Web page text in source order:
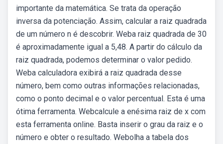
importante da matemática. Se trata da operação
inversa da potenciação. Assim, calcular a raiz quadrada
de um número n é descobrir. Weba raiz quadrada de 30
é aproximadamente igual a 5,48. A partir do cálculo da
raiz quadrada, podemos determinar o valor pedido.
Weba calculadora exibirá a raiz quadrada desse
número, bem como outras informações relacionadas,
como o ponto decimal e o valor percentual. Esta é uma
ótima ferramenta. Webcalcule a enésima raiz de x com
esta ferramenta online. Basta inserir o grau da raiz e o
número e obter o resultado. Webolha a tabela dos